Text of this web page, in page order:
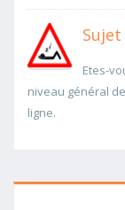
Etes-
niveau général
ligne.